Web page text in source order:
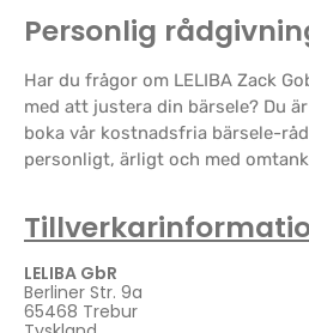
Personlig
Har du frågor om LELIBA Zack
med att justera din bärsele? Du
boka vår kostnadsfria bärsele-
personligt, ärligt och med
LELIBA GbR
Berliner Str. 9a
65468 Trebur